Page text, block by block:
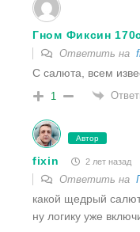
Гном Фиксин
Ответить на
С салюта, всем
1
Автор
fixin 2 лет назад
Ответить на
какой щедрый
ну логику уже